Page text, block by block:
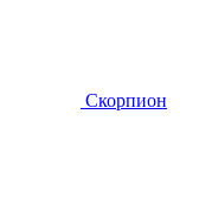
Скорпион